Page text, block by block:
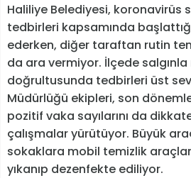
Haliliye Belediyesi, koronavirüs
tedbirleri kapsamında
ederken, diğer taraftan rutin
da ara vermiyor. İlçede
doğrultusunda tedbirleri üst
Müdürlüğü ekipleri, son
pozitif vaka sayılarını da
çalışmalar yürütüyor. Büyük
sokaklara mobil temizlik
yıkanıp dezenfekte ediliyor.